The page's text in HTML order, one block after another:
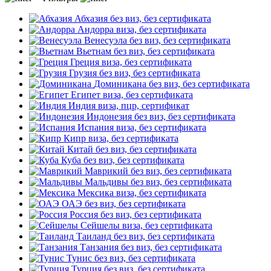
Абхазия без виз, без сертификата
Андорра виза, без сертификата
Венесуэла без виз, без сертификата
Вьетнам без виз, без сертификата
Греция виза, без сертификата
Грузия без виз, без сертификата
Доминикана без виз, без сертификата
Египет виза, без сертификата
Индия виза, пцр, сертификат
Индонезия без виз, без сертификата
Испания виза, без сертификата
Кипр виза, без сертификата
Китай без виз, без сертификата
Куба без виз, без сертификата
Маврикий без виз, без сертификата
Мальдивы без виз, без сертификата
Мексика виза, без сертификата
ОАЭ без виз, без сертификата
Россия без виз, без сертификата
Сейшелы виза, без сертификата
Таиланд без виз, без сертификата
Танзания без виз, без сертификата
Тунис без виз, без сертификата
Турция без виз, без сертификата